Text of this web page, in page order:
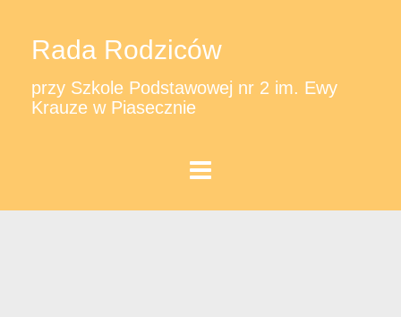
Rada Rodziców
przy Szkole Podstawowej nr 2 im. Ewy
Krauze w Piasecznie